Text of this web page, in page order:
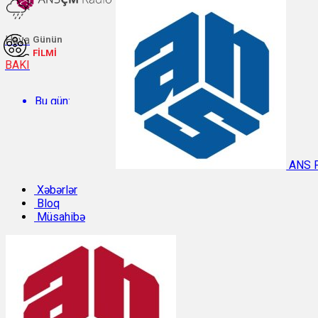
Hava
BAKI
Bu gün:
Temperatur: 30°C. Rütubət: 46%.
Sabah:
Günün
FİLMİ
ANS
Xəbərlər
Bloq
Müsahibə